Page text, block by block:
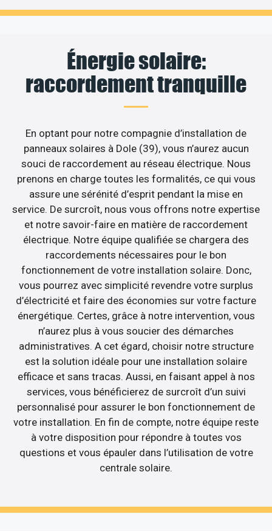
Énergie solaire:
raccordement tranquille
En optant pour notre compagnie d’installation de
panneaux solaires à Dole (39), vous n’aurez aucun
souci de raccordement au réseau électrique. Nous
prenons en charge toutes les formalités, ce qui vous
assure une sérénité d’esprit pendant la mise en
service. De surcroît, nous vous offrons notre expertise
et notre savoir-faire en matière de raccordement
électrique. Notre équipe qualifiée se chargera des
raccordements nécessaires pour le bon
fonctionnement de votre installation solaire. Donc,
vous pourrez avec simplicité revendre votre surplus
d’électricité et faire des économies sur votre facture
énergétique. Certes, grâce à notre intervention, vous
n’aurez plus à vous soucier des démarches
administratives. A cet égard, choisir notre structure
est la solution idéale pour une installation solaire
efficace et sans tracas. Aussi, en faisant appel à nos
services, vous bénéficierez de surcroît d’un suivi
personnalisé pour assurer le bon fonctionnement de
votre installation. En fin de compte, notre équipe reste
à votre disposition pour répondre à toutes vos
questions et vous épauler dans l’utilisation de votre
centrale solaire.